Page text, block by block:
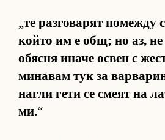
„те раз­го­ва­рят по­между
който им е общ; но аз, не
обясня иначе ос­вен с
ми­на­вам тук за
нагли гети се смеят на
ми.“